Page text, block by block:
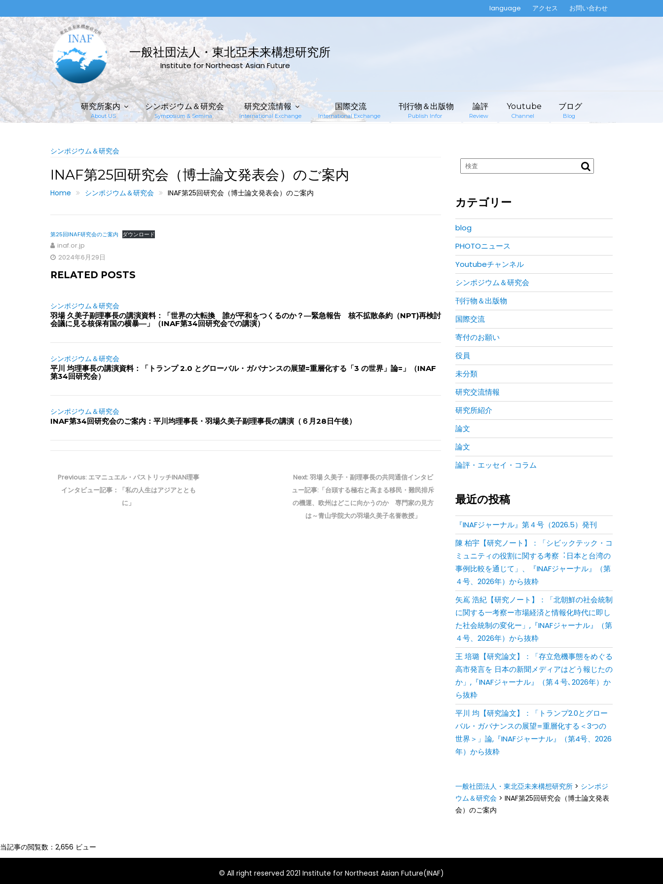
to
content
language アクセス お問い合わせ
一般社団法人・東北亞未来構想研究所
Institute for Northeast Asian Future
About US
研究所案内
Symposium & Semina
シンポジウム＆研究会
International Exchange
研究交流情報
International Exchange
国際交流
Publish Infor
刊行物＆出版物
Review
論評
Channel
Youtube
Blog
ブログ
シンポジウム＆研究会
INAF第25回研究会（博士論文発表会）のご案内
Home シンポジウム＆研究会 INAF第25回研究会（博士論文発表会）のご案内
第25回INAF研究会のご案内 ダウンロード
inaf.or.jp
2024年6月29日
RELATED POSTS
シンポジウム＆研究会
羽場 久美子副理事長の講演資料：「世界の大転換 誰が平和をつくるのか？―緊急報告 核不拡散条約（NPT)再検討
会議に見る核保有国の横暴―」（INAF第34回研究会での講演）
シンポジウム＆研究会
平川 均理事長の講演資料：「トランプ 2.0 とグローバル・ガバナンスの展望=重層化する「3 の世界」論=」（INAF
第34回研究会）
シンポジウム＆研究会
INAF第34回研究会のご案内：平川均理事長・羽場久美子副理事長の講演（６月28日午後）
稿Previous: Previous
post:
エマニュエル・パストリッチINAN理事
インタビュー記事：「私の人生はアジアととも
に」
Next:Next
post:
羽場 久美子・副理事長の共同通信インタビ
ュー記事:「台頭する極右と高まる移民・難民排斥
の機運、欧州はどこに向かうのか 専門家の見方
は～青山学院大の羽場久美子名誉教授」
カテゴリー
blog
PHOTOニュース
Youtubeチャンネル
シンポジウム＆研究会
刊行物＆出版物
国際交流
寄付のお願い
役員
未分類
研究交流情報
研究所紹介
論文
論文
論評・エッセイ・コラム
最近の投稿
『INAFジャーナル』第４号（2026.5）発刊
陳 柏宇【研究ノート】：「シビックテック・コ
ミュニティの役割に関する考察︓⽇本と台湾の
事例⽐較を通じて」、『INAFジャーナル』（第
４号、2026年）から抜粋
矢嶌 浩紀【研究ノート】：「北朝鮮の社会統制
に関する一考察ー市場経済と情報化時代に即し
た社会統制の変化ー」,『INAFジャーナル』（第
４号、2026年）から抜粋
王 培璐【研究論文】：「存⽴危機事態をめぐる
⾼市発⾔を ⽇本の新聞メディアはどう報じたの
か」,『INAFジャーナル』（第４号､2026年）か
ら抜粋
平川 均【研究論文】：「トランプ2.0とグロー
バル・ガバナンスの展望=重層化する＜3つの
世界＞」論,『INAFジャーナル』（第4号、2026
年）から抜粋
一般社団法人・東北亞未来構想研究所> シンポジ
ウム＆研究会> INAF第25回研究会（博士論文発表
会）のご案内
当記事の閲覧数：2,656 ビュー
© All right reserved 2021 Institute for Northeast Asian Future(INAF)